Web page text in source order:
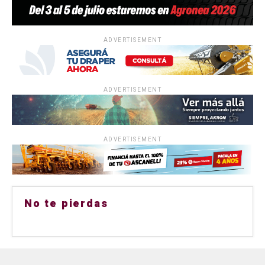
ADVERTISEMENT
ADVERTISEMENT
ADVERTISEMENT
No te pierdas